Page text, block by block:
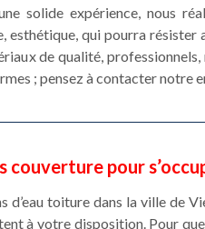
solide expérience, nous
esthétique, qui pourra
de qualité,
; pensez à contacter
couverture pour
d’eau toiture dans la ville
à votre disposition. Pour